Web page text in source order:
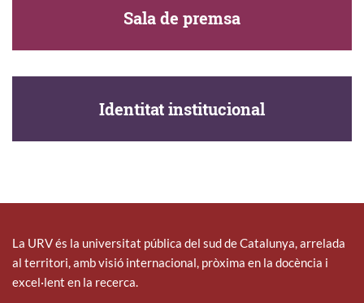
Sala de premsa
Identitat institucional
La URV és la universitat pública del sud de Catalunya, arrelada
al territori, amb visió internacional, pròxima en la docència i
excel·lent en la recerca.